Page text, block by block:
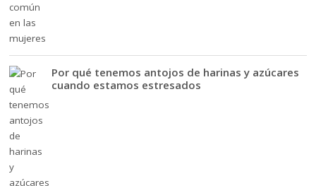
Por qué tenemos antojos de harinas y azúcares
cuando estamos estresados